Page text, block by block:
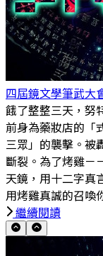
四屆鏡文學筆武大
餓了整整三天，努
前身為藥妝店的「
三眾」的襲擊。被
斷裂。為了烤雞－
天鏡，用十二字真
用烤雞真誠的召喚
繼續閱讀